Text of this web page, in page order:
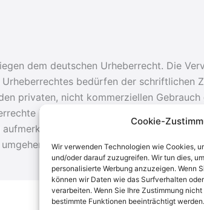
Cookie-
Wir verwenden Technologien wie Cookies,
und/oder darauf zuzugreifen. Wir tun dies,
personalisierte Werbung anzuzeigen. Wenn
können wir Daten wie das Surfverhalten
verarbeiten. Wenn Sie Ihre Zustimmung
bestimmte Funktionen beeinträchtigt werden.
dem deutschen Urheberrecht. Die
bedürfen der schriftlichen
privaten, nicht kommerziellen
Dritter beachtet. Insbesondere
werden, bitten wir um einen
entfernen.